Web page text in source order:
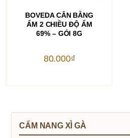
THÊM VÀO GIỎ HÀNG
BOVEDA CÂN BẰNG
ẨM 2 CHIỀU ĐỘ ẨM
69% – GÓI 8G
80.000₫
CẨM NANG XÌ GÀ